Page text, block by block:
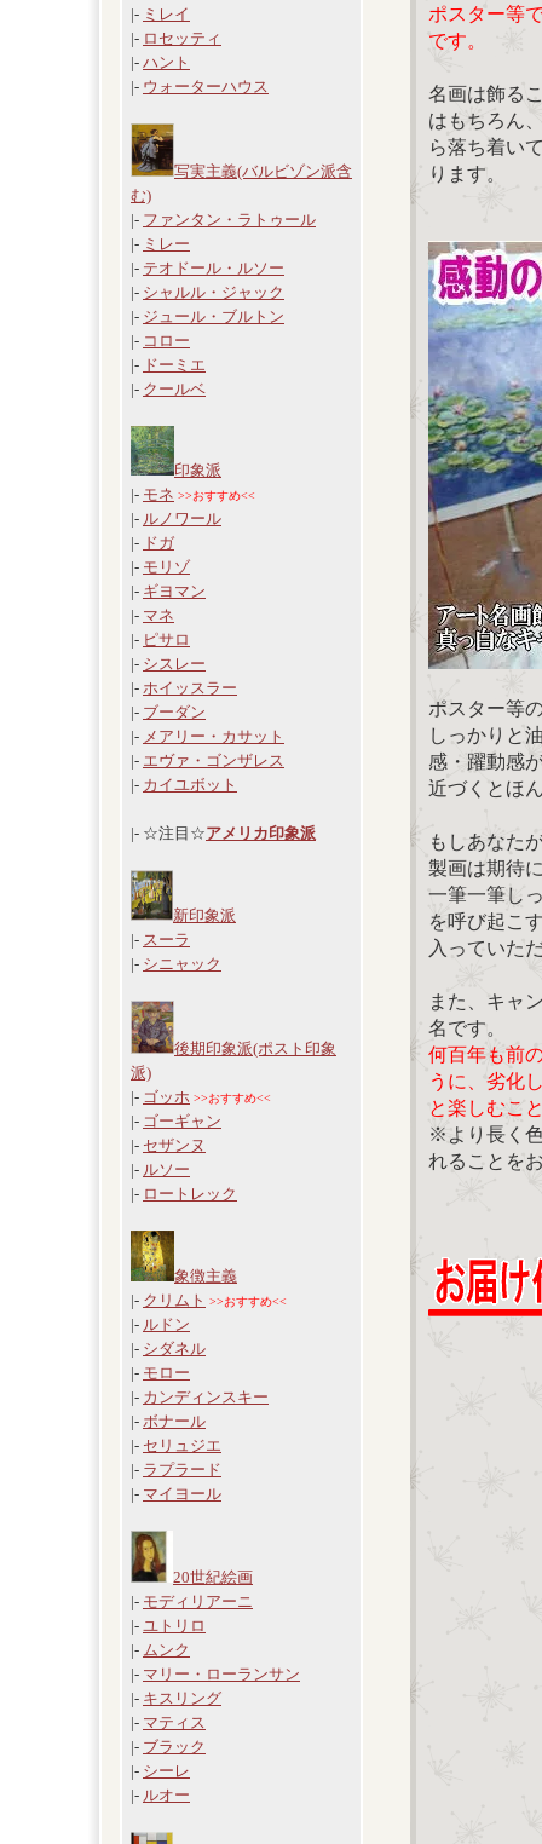
|- ミレイ
|- ロセッティ
|- ハント
|- ウォーターハウス
写実主義(バルビゾン派含
む)
|- ファンタン・ラトゥール
|- ミレー
|- テオドール・ルソー
|- シャルル・ジャック
|- ジュール・ブルトン
|- コロー
|- ドーミエ
|- クールベ
印象派
|- モネ >>おすすめ<<
|- ルノワール
|- ドガ
|- モリゾ
|- ギヨマン
|- マネ
|- ピサロ
|- シスレー
|- ホイッスラー
|- ブーダン
|- メアリー・カサット
|- エヴァ・ゴンザレス
|- カイユボット
|- ☆注目☆アメリカ印象派
新印象派
|- スーラ
|- シニャック
後期印象派(ポスト印象
派)
|- ゴッホ >>おすすめ<<
|- ゴーギャン
|- セザンヌ
|- ルソー
|- ロートレック
象徴主義
|- クリムト >>おすすめ<<
|- ルドン
|- シダネル
|- モロー
|- カンディンスキー
|- ボナール
|- セリュジエ
|- ラプラード
|- マイヨール
20世紀絵画
|- モディリアーニ
|- ユトリロ
|- ムンク
|- マリー・ローランサン
|- キスリング
|- マティス
|- ブラック
|- シーレ
|- ルオー
ポスター等
です。
名画は飾る
はもちろん
ら落ち着い
ります。
ポスター等
しっかりと
感・躍動感
近づくとほ
もしあなた
製画は期待
一筆一筆し
を呼び起こ
入っていた
また、キャ
名です。
何百年も前
うに、劣化
と楽しむこ
※より長く
れることを